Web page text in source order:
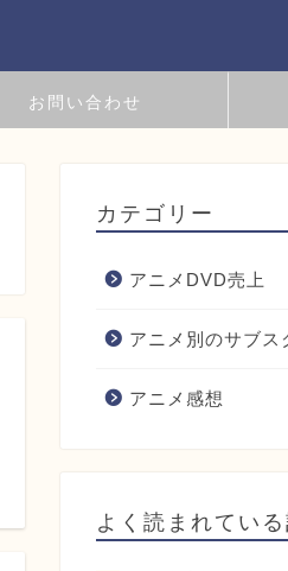
お問い合わせ
カテゴリー
アニメDVD売上
アニメ別のサブス
アニメ感想
よく読まれてい